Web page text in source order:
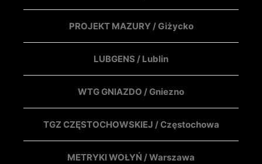
PROJEKT MAZURY / Giżycko
LUBGENS / Lublin
WTG GNIAZDO / Gniezno
TGZ CZĘSTOCHOWSKIEJ / Częstochowa
METRYKI WOŁYŃ / Warszawa